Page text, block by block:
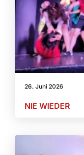
26. Juni 2026
NIE WIEDER